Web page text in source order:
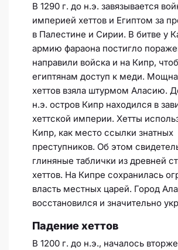
В 1290 г. до н.э. завязывается
империей хеттов и Египтом за
в Палестине и Сирии. В битве у
армию фараона постигло
направили войска и на Кипр,
египтянам доступ к меди.
хеттов взяла штурмом Аласию.
н.э. остров Кипр находился в
хеттской империи. Хетты
Кипр, как место ссылки знатных
преступников. Об этом
глиняные таблички из древней
хеттов. На Кипре сохранилась
власть местных царей. Город
восстановился и значительно
Падение хеттов
В 1200 г. до н.э., началось